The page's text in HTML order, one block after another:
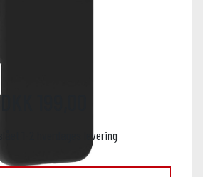
DKK 199,00
1-2 hverdages levering